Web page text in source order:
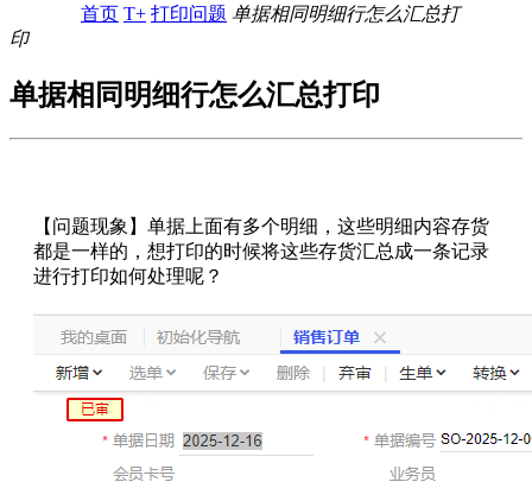
首页 T+ 打印问题 单据相同明细行怎么汇总打
印
单据相同明细行怎么汇总打印
【问题现象】单据上面有多个明细，这些明细内容存货
都是一样的，想打印的时候将这些存货汇总成一条记录
进行打印如何处理呢？